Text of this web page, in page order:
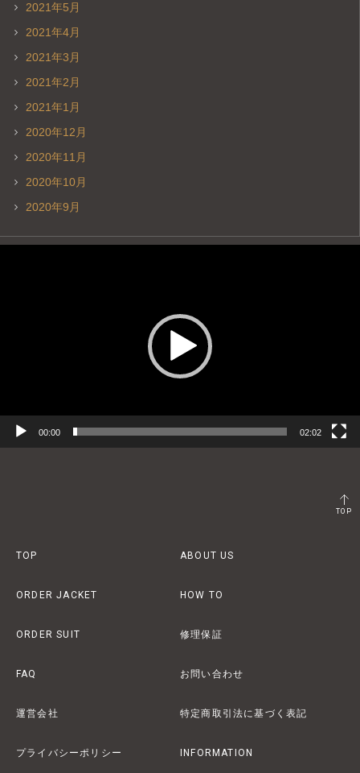
2021年5月
2021年4月
2021年3月
2021年2月
2021年1月
2020年12月
2020年11月
2020年10月
2020年9月
00:00 02:02
TOP
TOP ABOUT US
ORDER JACKET HOW TO
ORDER SUIT 修理保証
FAQ お問い合わせ
運営会社 特定商取引法に基づく表記
プライバシーポリシー INFORMATION